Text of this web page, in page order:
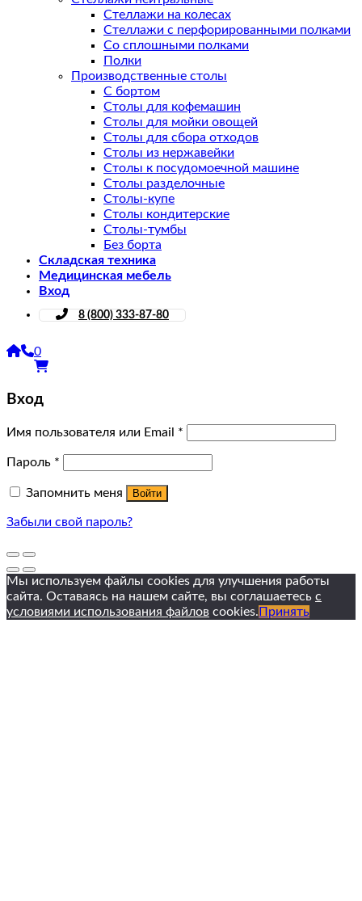
Стеллажи на колесах
Стеллажи с перфорированными полками
Со сплошными полками
Полки
Производственные столы
С бортом
Столы для кофемашин
Столы для мойки овощей
Столы для сбора отходов
Столы из нержавейки
Столы к посудомоечной машине
Столы разделочные
Столы-купе
Столы кондитерские
Столы-тумбы
Без борта
Складская техника
Медицинская мебель
Вход
8 (800) 333-87-80
0
Вход
Имя пользователя или Email *
Пароль *
Запомнить меня Войти
Забыли свой пароль?
Мы используем файлы cookies для улучшения работы
сайта. Оставаясь на нашем сайте, вы соглашаетесь с
условиями использования файлов cookies. Принять